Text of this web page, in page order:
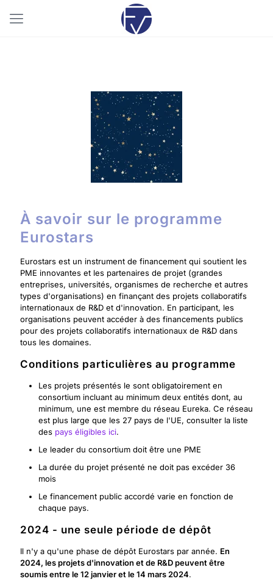
À savoir sur le programme
Eurostars
Eurostars est un instrument de financement qui soutient les
PME innovantes et les partenaires de projet (grandes
entreprises, universités, organismes de recherche et autres
types d'organisations) en finançant des projets collaboratifs
internationaux de R&D et d'innovation. En participant, les
organisations peuvent accéder à des financements publics
pour des projets collaboratifs internationaux de R&D dans
tous les domaines.
Conditions particulières au programme
Les projets présentés le sont obligatoirement en
consortium incluant au minimum deux entités dont, au
minimum, une est membre du réseau Eureka. Ce réseau
est plus large que les 27 pays de l'UE, consulter la liste
des pays éligibles ici.
Le leader du consortium doit être une PME
La durée du projet présenté ne doit pas excéder 36
mois
Le financement public accordé varie en fonction de
chaque pays.
2024 - une seule période de dépôt
Il n'y a qu'une phase de dépôt Eurostars par année. En
2024, les projets d'innovation et de R&D peuvent être
soumis entre le 12 janvier et le 14 mars 2024.